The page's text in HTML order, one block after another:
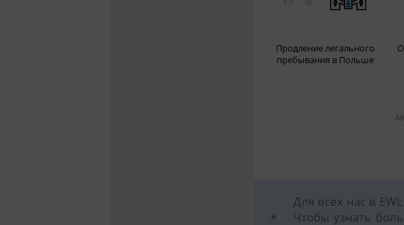
Продление легального
пребывания в Польше
Для всех нас в
Чтобы узнать